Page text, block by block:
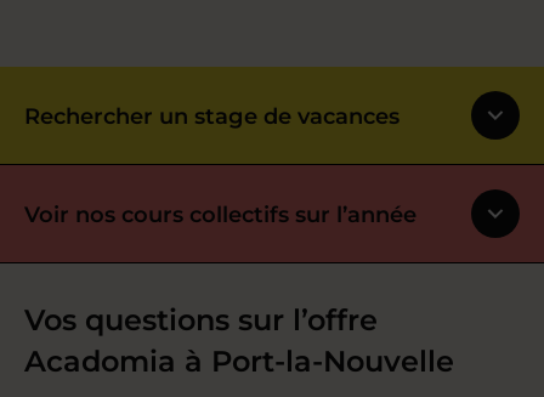
Rechercher un stage de vacances
Voir nos cours collectifs sur l’année
Vos questions sur l’offre
Acadomia à Port-la-Nouvelle